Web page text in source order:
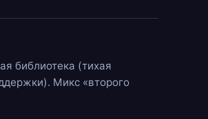
библиотека (тихая
Микс «второго